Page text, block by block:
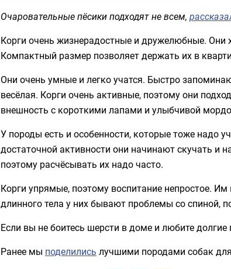
Очаровательные пёсики подходят не всем,
Корги очень жизнерадостные и дружелюбные.
Компактный размер позволяет держать их в
Они очень умные и легко учатся. Быстро
весёлая. Корги очень активные, поэтому они
внешность с короткими лапами и улыбчивой
У породы есть и особенности, которые тоже надо
достаточной активности они начинают скучать и
поэтому расчёсывать их надо часто.
Корги упрямые, поэтому воспитание непростое.
длинного тела у них бывают проблемы со спиной,
Если вы не боитесь шерсти в доме и любите
Ранее мы поделились лучшими породами собак